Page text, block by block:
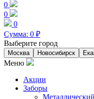
0
0
0
Сумма: 0 ₽
Выберите город
Москва Новосибирск
Меню
Акции
Заборы